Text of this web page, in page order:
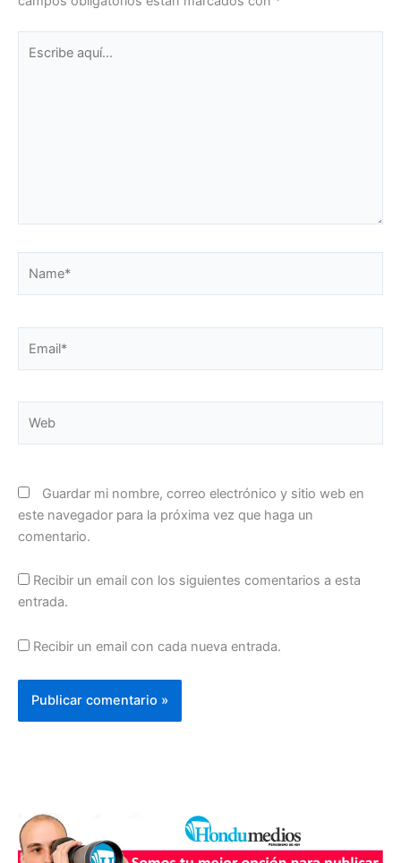
aquí...
Guardar mi nombre, correo electrónico y sitio web en
este navegador para la próxima vez que haga un
comentario.
Recibir un email con los siguientes comentarios a esta
entrada.
Recibir un email con cada nueva entrada.